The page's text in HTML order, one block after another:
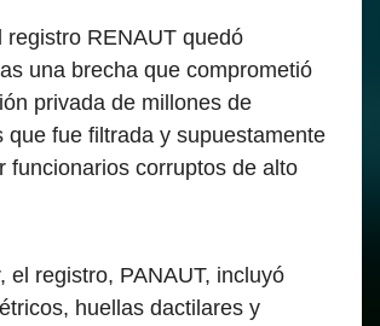
registro RENAUT quedó
una brecha que comprometió
privada de millones de
que fue filtrada y supuestamente
funcionarios corruptos de alto
el registro, PANAUT, incluyó
huellas dactilares y